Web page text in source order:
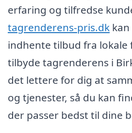
erfaring og tilfredse
tagrenderens-pris.dk
indhente tilbud fra lokale
tilbyde tagrenderens i
det lettere for dig at
og tjenester, så du kan
der passer bedst til dine